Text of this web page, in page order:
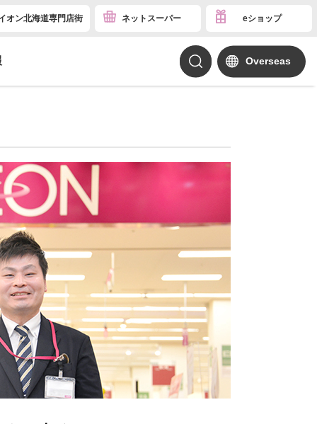
オン北海道専門店街 ネットスーパー eショップ
Overseas